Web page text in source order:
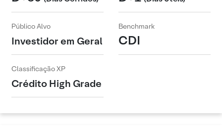
Público Alvo
Investidor em Geral
Benchmark
CDI
Classificação XP
Crédito High Grade